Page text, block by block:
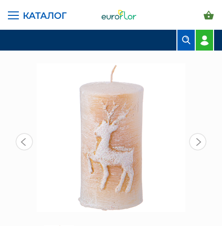
КАТАЛОГ
КОМПОЗИЦИИ
ЦВЕТЫ В ПАЧКАХ
СВАДЕБНАЯ ФЛОРИСТИКА
КОМНАТНЫЕ РАСТЕНИЯ
ГОРШКИ И КАШПО
ГРУНТЫ И УДОБРЕНИЯ
ПРЕДМЕТЫ ИНТЕРЬЕРА
ГЛАВНАЯ СТРАНИЦА КАТАЛОГ
ПРЕДМЕТЫ ИНТЕРЬЕРА